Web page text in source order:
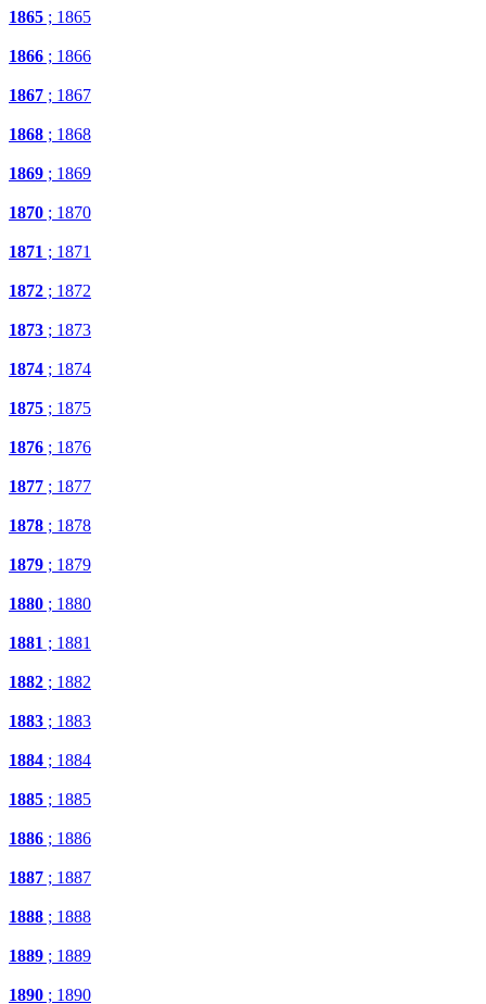
1865 ; 1865
1866 ; 1866
1867 ; 1867
1868 ; 1868
1869 ; 1869
1870 ; 1870
1871 ; 1871
1872 ; 1872
1873 ; 1873
1874 ; 1874
1875 ; 1875
1876 ; 1876
1877 ; 1877
1878 ; 1878
1879 ; 1879
1880 ; 1880
1881 ; 1881
1882 ; 1882
1883 ; 1883
1884 ; 1884
1885 ; 1885
1886 ; 1886
1887 ; 1887
1888 ; 1888
1889 ; 1889
1890 ; 1890